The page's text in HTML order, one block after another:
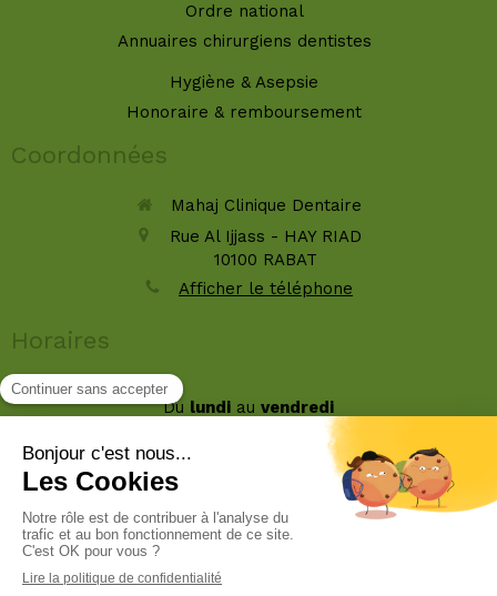
Ordre national
Annuaires chirurgiens dentistes
Hygiène & Asepsie
Honoraire & remboursement
Coordonnées
Mahaj Clinique Dentaire
Rue Al Ijjass - HAY RIAD
10100 RABAT
Afficher le téléphone
Horaires
Du lundi au vendredi
9h-12h30
Rechercher